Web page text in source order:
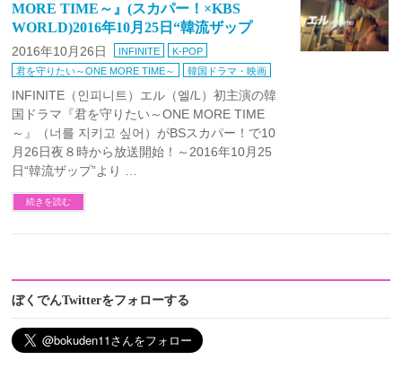
MORE TIME～』(スカパー！×KBS
WORLD)2016年10月25日“韓流ザップ
2016年10月26日 INFINITE
K-POP
君を守りたい～ONE MORE TIME～
韓国ドラマ・映画
INFINITE（인피니트）エル（엘/L）初主演の韓
国ドラマ『君を守りたい～ONE MORE TIME
～』（너를 지키고 싶어）がBSスカパー！で10
月26日夜８時から放送開始！～2016年10月25
日“韓流ザップ”より …
続きを読む
ぼくでんTwitterをフォローする